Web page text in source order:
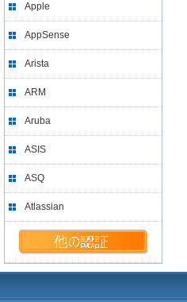
Apple
AppSense
Arista
ARM
Aruba
ASIS
ASQ
Atlassian